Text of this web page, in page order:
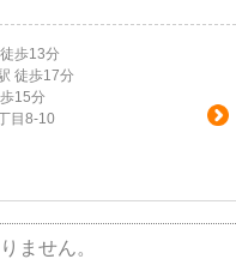
徒歩13分
徒歩17分
15分
目8-10
ません。